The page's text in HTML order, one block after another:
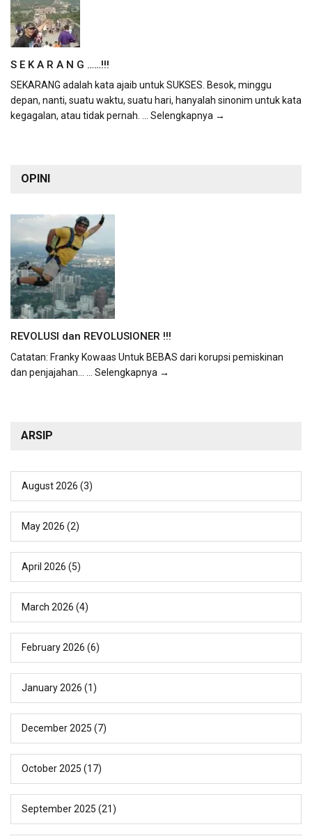
S E K A R A N G ……!!!
SEKARANG adalah kata ajaib untuk SUKSES. Besok, minggu
depan, nanti, suatu waktu, suatu hari, hanyalah sinonim untuk kata
kegagalan, atau tidak pernah. ... Selengkapnya →
OPINI
REVOLUSI dan REVOLUSIONER !!!
Catatan: Franky Kowaas Untuk BEBAS dari korupsi pemiskinan
dan penjajahan...
... Selengkapnya →
ARSIP
August 2026 (3)
May 2026 (2)
April 2026 (5)
March 2026 (4)
February 2026 (6)
January 2026 (1)
December 2025 (7)
October 2025 (17)
September 2025 (21)